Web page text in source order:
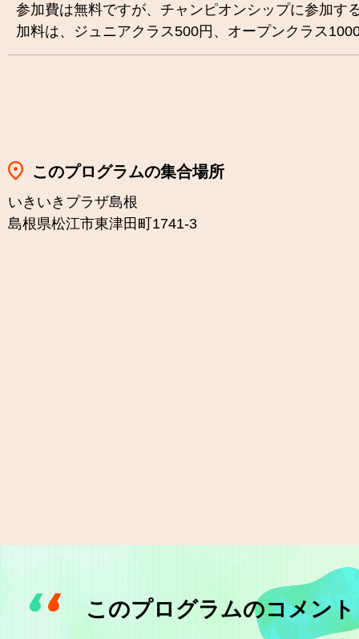
参加費は無料ですが、チャンピオンシップに参加す
加料は、ジュニアクラス500円、オープンクラス
このプログラムの集合場所
いきいきプラザ島根
島根県松江市東津田町1741-3
このプログラムのコメント